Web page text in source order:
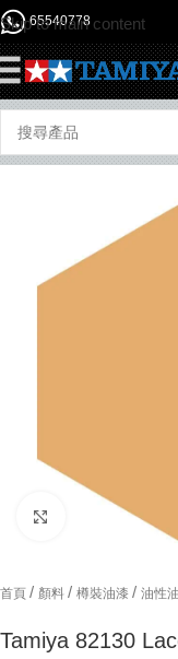
Skip to main content
65540778
Click to enlarge
首頁 / 顏料 / 樽裝油漆 / 油性
Tamiya 82130